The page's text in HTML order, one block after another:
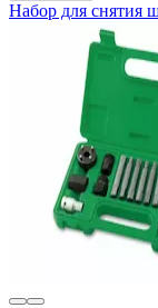
Набор для снятия